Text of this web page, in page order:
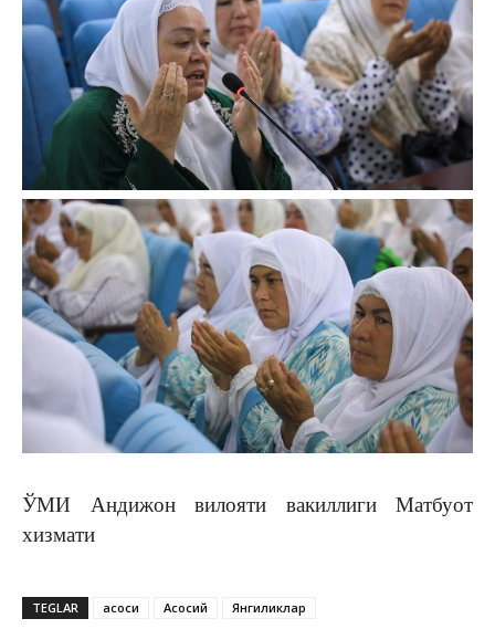
ЎМИ Андижон вилояти вакиллиги Матбуот
хизмати
TEGLAR асоси Асосий Янгиликлар